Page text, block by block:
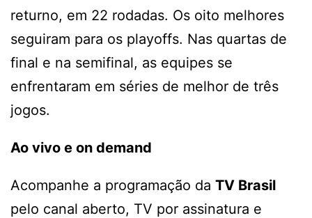
returno, em 22 rodadas. Os oito melhores
seguiram para os playoffs. Nas quartas de
final e na semifinal, as equipes se
enfrentaram em séries de melhor de três
jogos.
Ao vivo e on demand
Acompanhe a programação da TV Brasil
pelo canal aberto, TV por assinatura e